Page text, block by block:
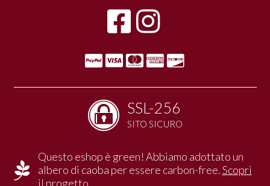
SSL-256
SITO SICURO
Questo eshop è green! Abbiamo adottato un
albero di caoba per essere carbon-free.Scopri
il progetto